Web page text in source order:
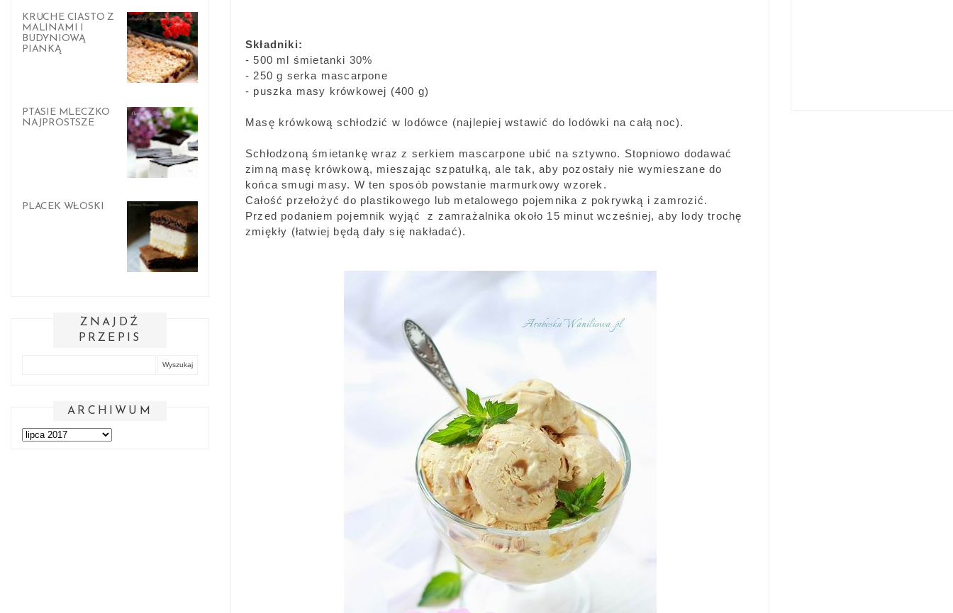
Składniki:
- 500 ml śmietanki 30%
- 250 g serka mascarpone
- puszka masy krówkowej (400 g)
Masę krówkową schłodzić w lodówce (najlepiej wstawić do lodówki na całą noc).
Schłodzoną śmietankę wraz z serkiem mascarpone ubić na sztywno. Stopniowo dodawać
zimną masę krówkową, mieszając szpatułką, ale tak, aby pozostały nie wymieszane do
końca smugi masy. W ten sposób powstanie marmurkowy wzorek.
Całość przełożyć do plastikowego lub metalowego pojemnika z pokrywką i zamrozić.
Przed podaniem pojemnik wyjąć z zamrażalnika około 15 minut wcześniej, aby lody trochę
zmiękły (łatwiej będą dały się nakładać).
KRUCHE CIASTO Z
MALINAMI I
BUDYNIOWĄ
PIANKĄ
PTASIE MLECZKO
NAJPROSTSZE
PLACEK WŁOSKI
ZNAJDŹ
PRZEPIS
ARCHIWUM